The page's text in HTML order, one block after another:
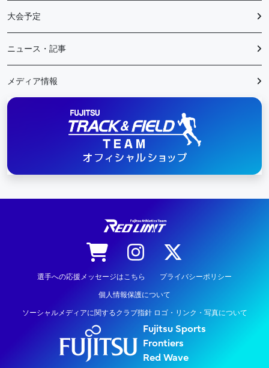
大会予定
ニュース・記事
メディア情報
選手への応援メッセージはこちら プライバシーポリシー
個人情報保護について
ソーシャルメディアに関するクラブ指針 ロゴ・リンク・写真について
Fujitsu Sports
Frontiers
Red Wave